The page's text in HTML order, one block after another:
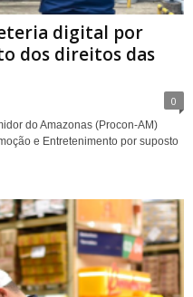
digital por
dos direitos das
0
do Amazonas (Procon-AM)
e Entretenimento por suposto